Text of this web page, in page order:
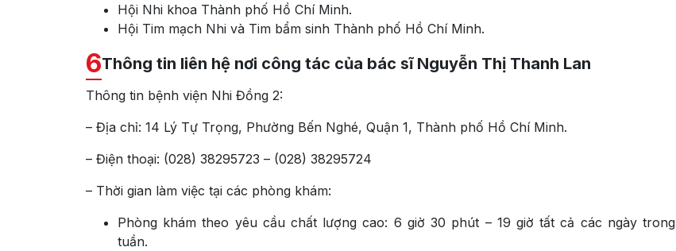
Hội Nhi khoa Thành phố Hồ Chí Minh.
Hội Tim mạch Nhi và Tim bẩm sinh Thành phố Hồ Chí Minh.
6Thông tin liên hệ nơi công tác của bác sĩ Nguyễn Thị Thanh Lan
Thông tin bệnh viện Nhi Đồng 2:
– Địa chỉ: 14 Lý Tự Trọng, Phường Bến Nghé, Quận 1, Thành phố Hồ Chí Minh.
– Điện thoại: (028) 38295723 – (028) 38295724
– Thời gian làm việc tại các phòng khám:
Phòng khám theo yêu cầu chất lượng cao: 6 giờ 30 phút – 19 giờ tất cả các ngày trong
tuần.